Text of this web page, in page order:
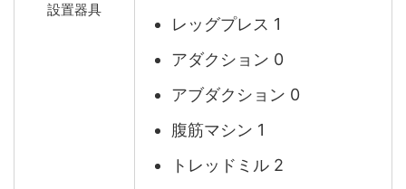
設置器具
レッグプレス 1
アダクション 0
アブダクション 0
腹筋マシン 1
トレッドミル 2